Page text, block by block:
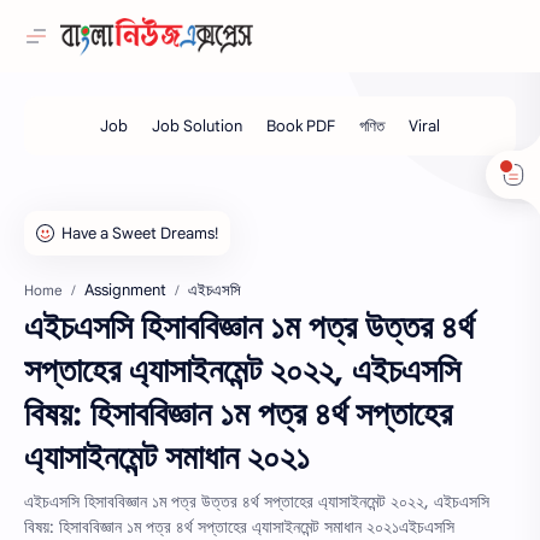
Home Assignment এইচএসসি
এইচএসসি হিসাববিজ্ঞান ১ম পত্র উত্তর ৪র্থ
সপ্তাহের এ্যাসাইনমেন্ট ২০২২, এইচএসসি
বিষয়: হিসাববিজ্ঞান ১ম পত্র ৪র্থ সপ্তাহের
এ্যাসাইনমেন্ট সমাধান ২০২১
এইচএসসি হিসাববিজ্ঞান ১ম পত্র উত্তর ৪র্থ সপ্তাহের এ্যাসাইনমেন্ট ২০২২, এইচএসসি
বিষয়: হিসাববিজ্ঞান ১ম পত্র ৪র্থ সপ্তাহের এ্যাসাইনমেন্ট সমাধান ২০২১এইচএসসি